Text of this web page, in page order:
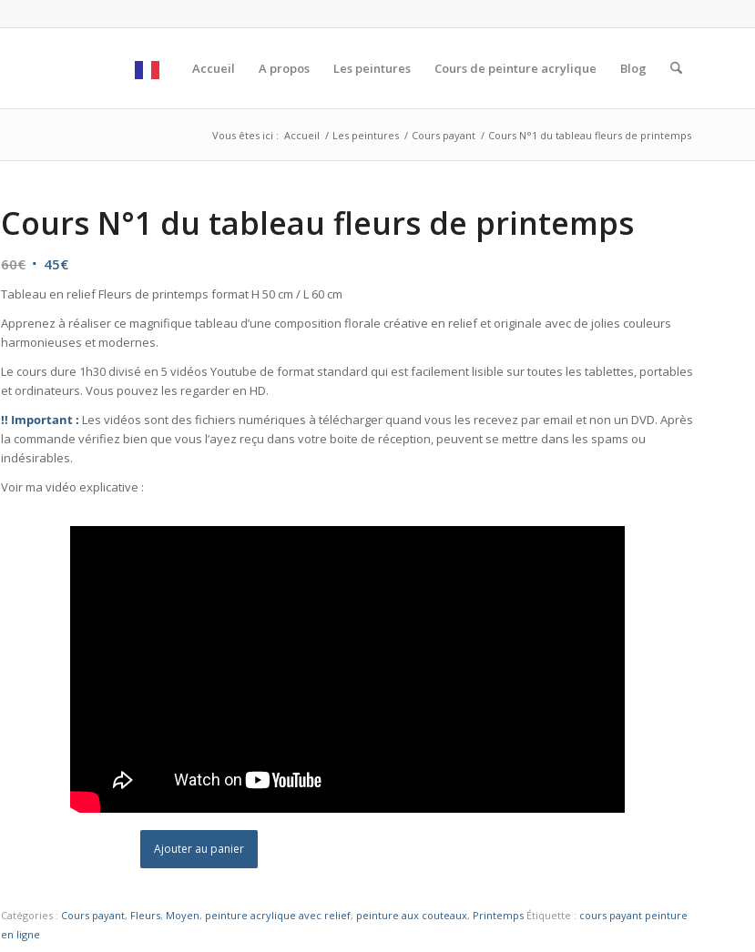
Accueil A propos Les peintures Cours de peinture acrylique Blog
Vous êtes ici : Accueil / Les peintures / Cours payant / Cours N°1 du tableau fleurs de printemps
Cours N°1 du tableau fleurs de printemps
60€ Le
était :
60€.
45€Le
prix
est :
45€.
Tableau en relief Fleurs de printemps format H 50 cm / L 60 cm
Apprenez à réaliser ce magnifique tableau d’une composition florale créative en relief et originale avec de jolies couleurs
harmonieuses et modernes.
Le cours dure 1h30 divisé en 5 vidéos Youtube de format standard qui est facilement lisible sur toutes les tablettes, portables
et ordinateurs. Vous pouvez les regarder en HD.
!! Important : Les vidéos sont des fichiers numériques à télécharger quand vous les recevez par email et non un DVD. Après
la commande vérifiez bien que vous l’ayez reçu dans votre boite de réception, peuvent se mettre dans les spams ou
indésirables.
Voir ma vidéo explicative :
Ajouter au panier
Catégories : Cours payant, Fleurs, Moyen, peinture acrylique avec relief, peinture aux couteaux, Printemps Étiquette : cours payant peinture
en ligne